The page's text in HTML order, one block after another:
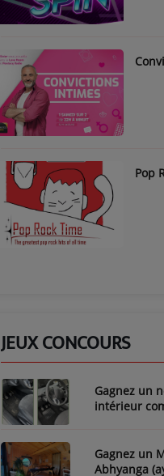
Pop
JEUX CONCOURS
Gagnez un
intérieur
Gagnez un
Abhyanga